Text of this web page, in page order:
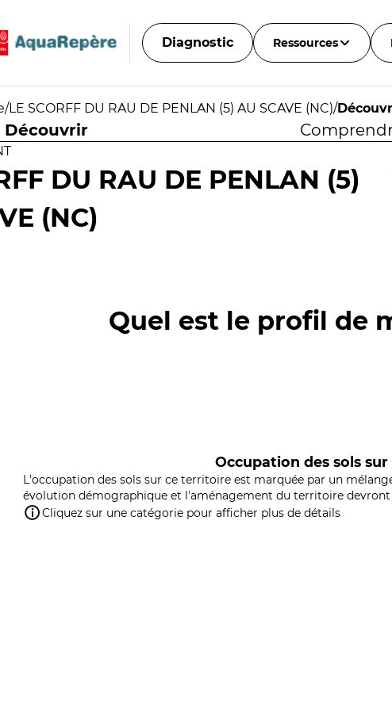
Diagnostic Ressources
/LE SCORFF DU RAU DE PENLAN (5) AU SCAVE (NC)/
Découvrir
DU RAU DE PENLAN (5)
(NC)
Quel est le profil de
Occupation des sols
L'occupation des sols sur ce territoire est marquée par un
évolution démographique et l'aménagement du territoire
Cliquez sur une catégorie pour afficher plus de détails